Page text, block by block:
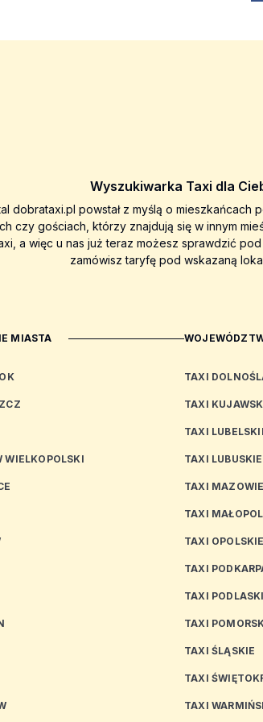
Wyszukiwarka Taxi dla
dobrataxi.pl powstał z myślą o mieszkańcach
czy gościach, którzy znajdują się w innym
a więc u nas już teraz możesz sprawdzić
zamówisz taryfę pod wskazaną
MIASTA
WIELKOPOLSKI
TAXI
TAXI
TAXI
TAXI LUBUSKIE
TAXI
TAXI
TAXI OPOLSKIE
TAXI
TAXI
TAXI
TAXI ŚLĄSKIE
TAXI
TAXI